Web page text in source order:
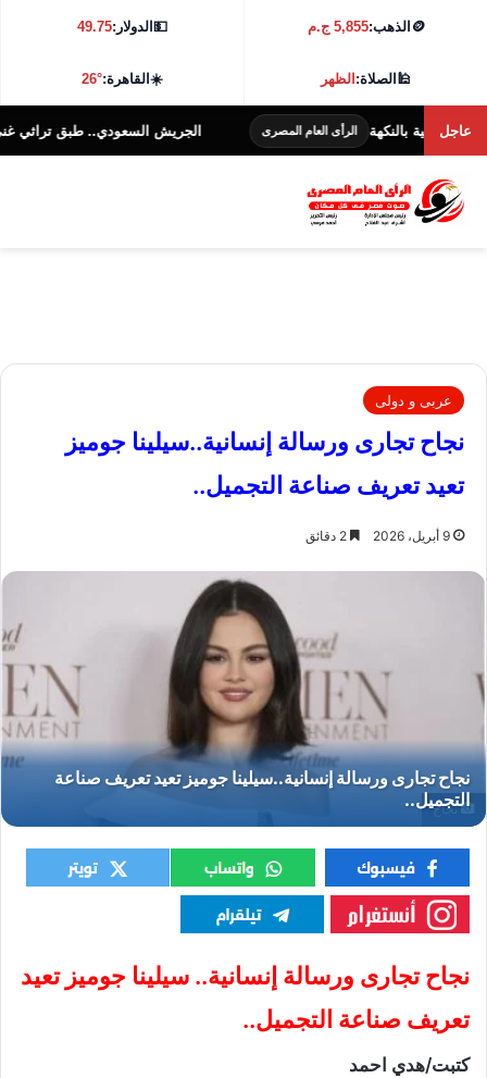
🪙 الذهب:5,855 ج.م 💵الدولار:49.75
🕌الصلاة:الظهر ☀️القاهرة:26°
عاجل الرأى العام المصرى الجريش السعودي.. طبق تراثي غني بالنكهة
عربى و دولى
نجاح تجارى ورسالة إنسانية..سيلينا جوميز
تعيد تعريف صناعة التجميل..
9 أبريل، 2026
نجاح
نجاح تجارى ورسالة إنسانية.. سيلينا جوميز تعيد
تعريف صناعة التجميل..
كتبت/هدي احمد